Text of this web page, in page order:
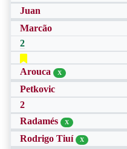
Juan
Marcão
2
Arouca X
Petkovic
2
Radamés
X
Rodrigo Tiuí X